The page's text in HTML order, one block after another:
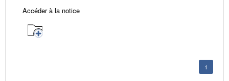
Accéder à la notice
1